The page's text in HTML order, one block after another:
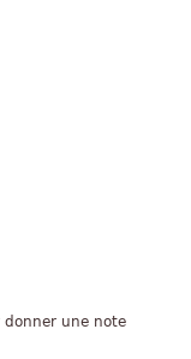
donner une note